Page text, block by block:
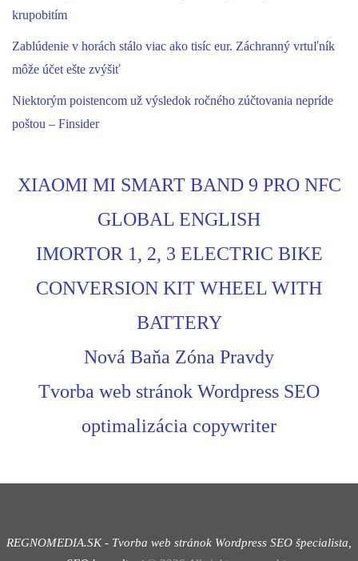
krupobitím
Zablúdenie v horách stálo viac ako tisíc eur. Záchranný vrtuľník
môže účet ešte zvýšiť
Niektorým poistencom už výsledok ročného zúčtovania nepríde
poštou – Finsider
XIAOMI MI SMART BAND 9 PRO NFC
GLOBAL ENGLISH
IMORTOR 1, 2, 3 ELECTRIC BIKE
CONVERSION KIT WHEEL WITH
BATTERY
Nová Baňa Zóna Pravdy
Tvorba web stránok Wordpress SEO
optimalizácia copywriter
REGNOMEDIA.SK - Tvorba web stránok Wordpress SEO špecialista,